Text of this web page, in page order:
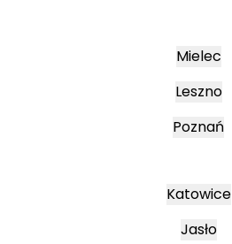
Mielec
Leszno
Poznań
Katowice
Jasło